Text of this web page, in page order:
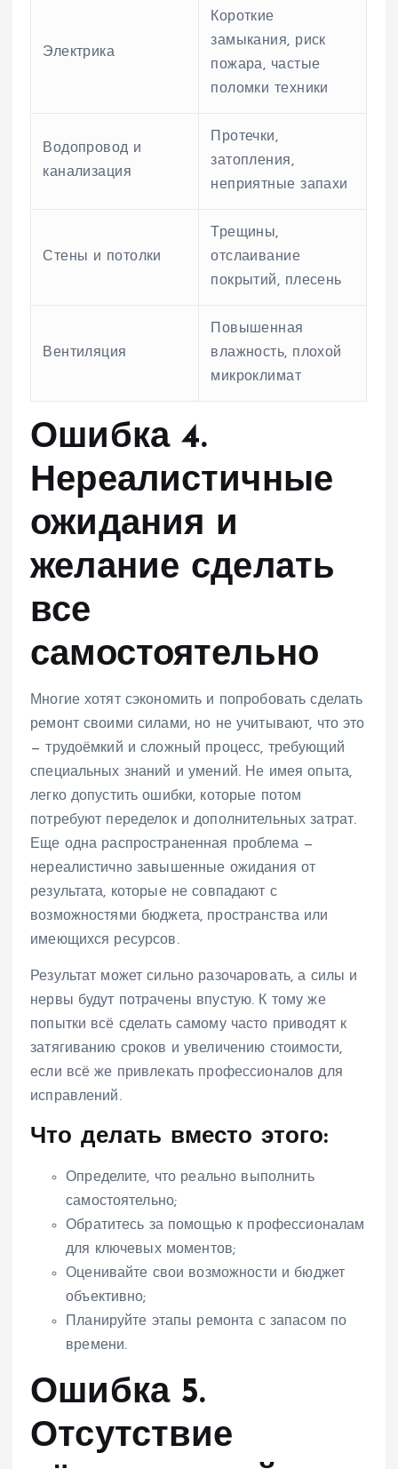
Электрика
Короткие
замыкания, риск
пожара, частые
поломки техники
Водопровод и
канализация
Протечки,
затопления,
неприятные запахи
Стены и потолки
Трещины,
отслаивание
покрытий, плесень
Вентиляция
Повышенная
влажность, плохой
микроклимат
Ошибка 4.
Нереалистичные
ожидания и
желание сделать
все
самостоятельно
Многие хотят сэкономить и попробовать сделать
ремонт своими силами, но не учитывают, что это
— трудоёмкий и сложный процесс, требующий
специальных знаний и умений. Не имея опыта,
легко допустить ошибки, которые потом
потребуют переделок и дополнительных затрат.
Еще одна распространенная проблема —
нереалистично завышенные ожидания от
результата, которые не совпадают с
возможностями бюджета, пространства или
имеющихся ресурсов.
Результат может сильно разочаровать, а силы и
нервы будут потрачены впустую. К тому же
попытки всё сделать самому часто приводят к
затягиванию сроков и увеличению стоимости,
если всё же привлекать профессионалов для
исправлений.
Что делать вместо этого:
Определите, что реально выполнить
самостоятельно;
Обратитесь за помощью к профессионалам
для ключевых моментов;
Оценивайте свои возможности и бюджет
объективно;
Планируйте этапы ремонта с запасом по
времени.
Ошибка 5.
Отсутствие